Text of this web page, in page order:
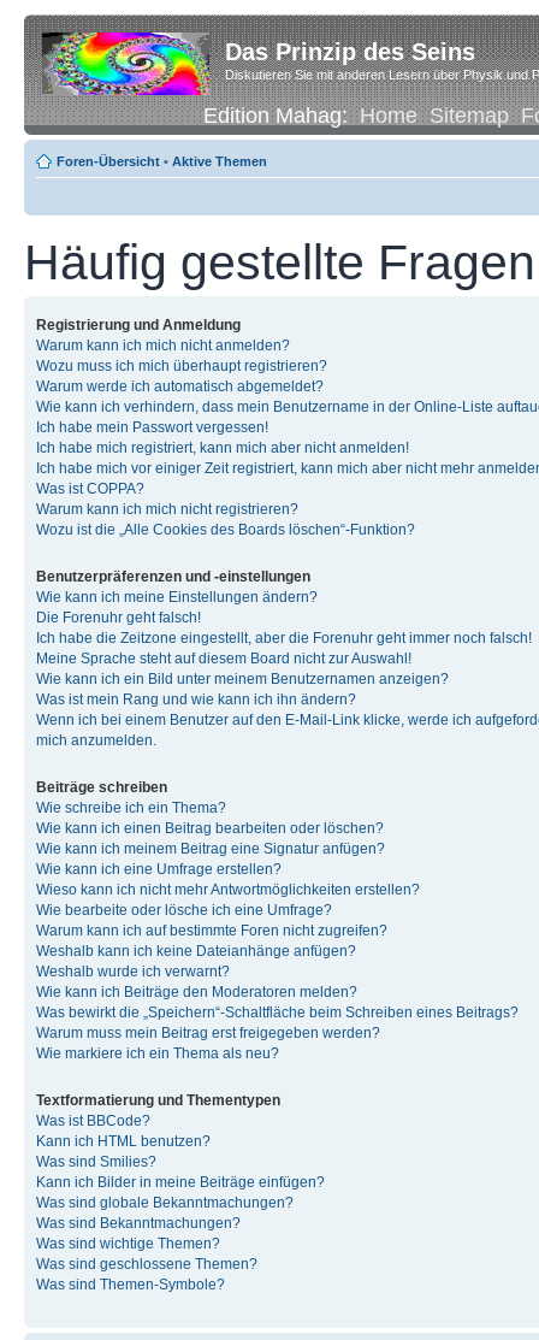
Das Prinzip des Seins
Diskutieren Sie mit anderen Lesern über Physik und
Edition Mahag:Home Sitemap
Foren-Übersicht • Aktive Themen
Häufig gestellte Fragen
Registrierung und Anmeldung
Warum kann ich mich nicht anmelden?
Wozu muss ich mich überhaupt registrieren?
Warum werde ich automatisch abgemeldet?
Wie kann ich verhindern, dass mein Benutzername in der Online-Liste
Ich habe mein Passwort vergessen!
Ich habe mich registriert, kann mich aber nicht anmelden!
Ich habe mich vor einiger Zeit registriert, kann mich aber nicht mehr
Was ist COPPA?
Warum kann ich mich nicht registrieren?
Wozu ist die „Alle Cookies des Boards löschen“-Funktion?
Benutzerpräferenzen und -einstellungen
Wie kann ich meine Einstellungen ändern?
Die Forenuhr geht falsch!
Ich habe die Zeitzone eingestellt, aber die Forenuhr geht immer noch falsch!
Meine Sprache steht auf diesem Board nicht zur Auswahl!
Wie kann ich ein Bild unter meinem Benutzernamen anzeigen?
Was ist mein Rang und wie kann ich ihn ändern?
Wenn ich bei einem Benutzer auf den E-Mail-Link klicke, werde ich
mich anzumelden.
Beiträge schreiben
Wie schreibe ich ein Thema?
Wie kann ich einen Beitrag bearbeiten oder löschen?
Wie kann ich meinem Beitrag eine Signatur anfügen?
Wie kann ich eine Umfrage erstellen?
Wieso kann ich nicht mehr Antwortmöglichkeiten erstellen?
Wie bearbeite oder lösche ich eine Umfrage?
Warum kann ich auf bestimmte Foren nicht zugreifen?
Weshalb kann ich keine Dateianhänge anfügen?
Weshalb wurde ich verwarnt?
Wie kann ich Beiträge den Moderatoren melden?
Was bewirkt die „Speichern“-Schaltfläche beim Schreiben eines Beitrags?
Warum muss mein Beitrag erst freigegeben werden?
Wie markiere ich ein Thema als neu?
Textformatierung und Thementypen
Was ist BBCode?
Kann ich HTML benutzen?
Was sind Smilies?
Kann ich Bilder in meine Beiträge einfügen?
Was sind globale Bekanntmachungen?
Was sind Bekanntmachungen?
Was sind wichtige Themen?
Was sind geschlossene Themen?
Was sind Themen-Symbole?